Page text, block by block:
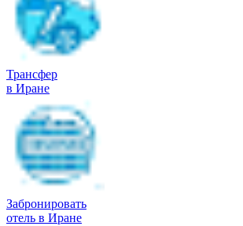
Трансфер
в Иране
Забронировать
отель в Иране